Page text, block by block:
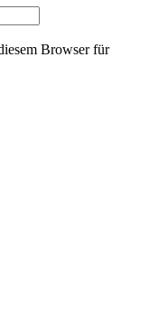
Browser für